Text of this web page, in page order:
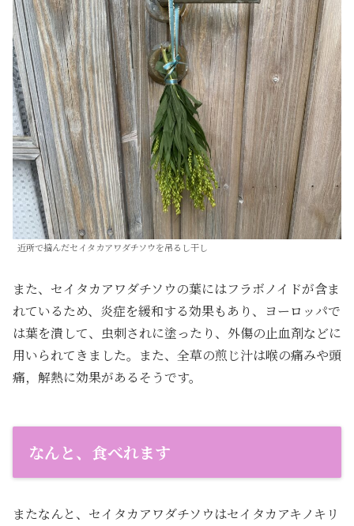
近所で摘んだセイタカアワダチソウを吊るし干し
また、セイタカアワダチソウの葉にはフラボノイドが含ま
れているため、炎症を緩和する効果もあり、ヨーロッパで
は葉を潰して、虫刺されに塗ったり、外傷の止血剤などに
用いられてきました。また、全草の煎じ汁は喉の痛みや頭
痛，解熱に効果があるそうです。
なんと、食べれます
またなんと、セイタカアワダチソウはセイタカアキノキリ